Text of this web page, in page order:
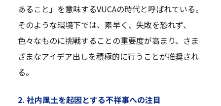
あること」を意味するVUCAの時代と呼ばれている。
そのような環境下では、素早く、失敗を恐れず、
色々なものに挑戦することの重要度が高まり、さま
ざまなアイデア出しを積極的に行うことが推奨され
る。
2. 社内風土を起因とする不祥事への注目